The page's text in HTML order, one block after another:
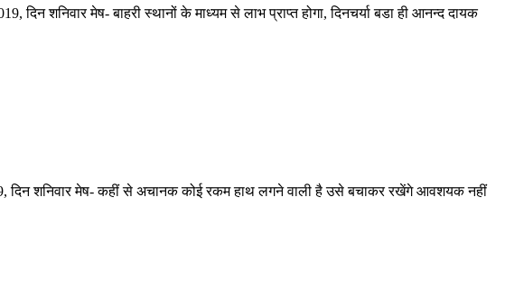
शनिवार मेष- बाहरी स्थानों के माध्यम से लाभ प्राप्त होगा, दिनचर्या बडा ही आनन्द दायक
दिन शनिवार मेष- कहीं से अचानक कोई रकम हाथ लगने वाली है उसे बचाकर रखेंगे आवशयक नहीं